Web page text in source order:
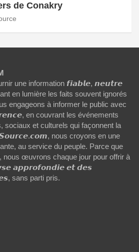
de Conakry
une information 𝙛𝙞𝙖𝙗𝙡𝙚, 𝙣𝙚𝙪𝙩𝙧𝙚
en lumière les faits souvent ignorés
engageons à informer le public avec
en couvrant les événements
sociaux et culturels qui façonnent la
nous croyons en une
au service du peuple. Parce que
nous œuvrons chaque jour pour offrir à
𝙖𝙥𝙥𝙧𝙤𝙛𝙤𝙣𝙙𝙞𝙚 𝙚𝙩 𝙙𝙚𝙨
sans parti pris.